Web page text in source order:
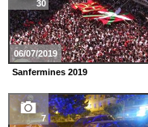
30
06/07/2019
Sanfermines 2019
7